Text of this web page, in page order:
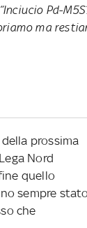
Pd-
ma
prossima
Nord
quello
sempre
che